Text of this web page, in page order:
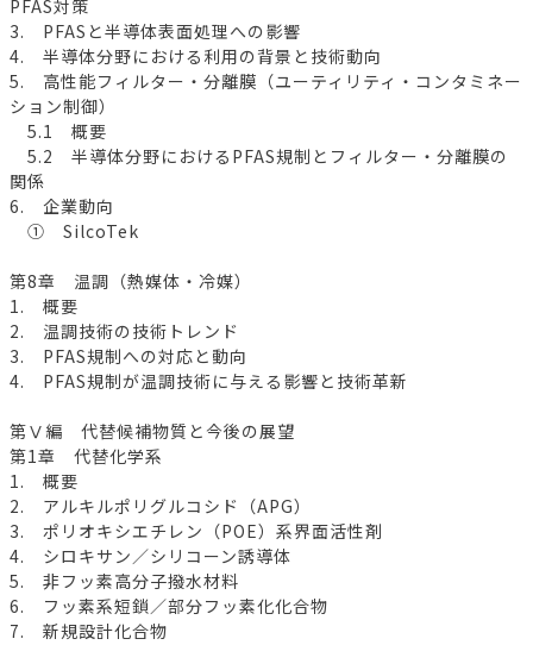
PFAS対策
3. PFASと半導体表面処理への影響
4. 半導体分野における利用の背景と技術動向
5. 高性能フィルター・分離膜（ユーティリティ・コンタミネー
ション制御）
5.1 概要
5.2 半導体分野におけるPFAS規制とフィルター・分離膜の
関係
6. 企業動向
① SilcoTek
第8章 温調（熱媒体・冷媒）
1. 概要
2. 温調技術の技術トレンド
3. PFAS規制への対応と動向
4. PFAS規制が温調技術に与える影響と技術革新
第Ⅴ編 代替候補物質と今後の展望
第1章 代替化学系
1. 概要
2. アルキルポリグルコシド（APG）
3. ポリオキシエチレン（POE）系界面活性剤
4. シロキサン／シリコーン誘導体
5. 非フッ素高分子撥水材料
6. フッ素系短鎖／部分フッ素化化合物
7. 新規設計化合物